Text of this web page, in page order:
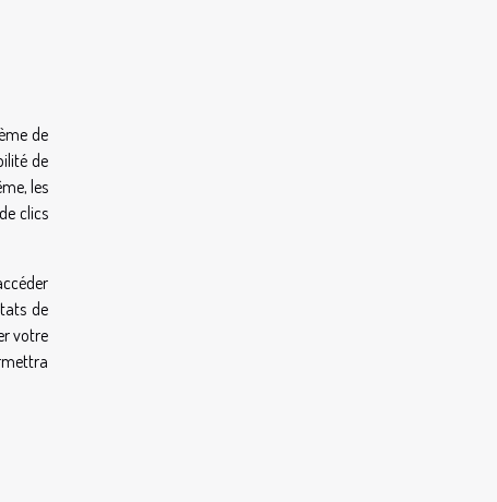
de
de
les
clics
de
votre